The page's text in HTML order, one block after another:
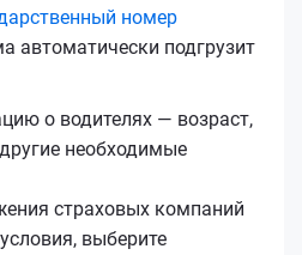
номер
автоматически подгрузит
о водителях — возраст,
необходимые
страховых компаний
выберите